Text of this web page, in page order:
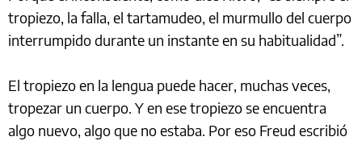
tropiezo, la falla, el tartamudeo, el murmullo del cuerpo
interrumpido durante un instante en su habitualidad”.
El tropiezo en la lengua puede hacer, muchas veces,
tropezar un cuerpo. Y en ese tropiezo se encuentra
algo nuevo, algo que no estaba. Por eso Freud escribió